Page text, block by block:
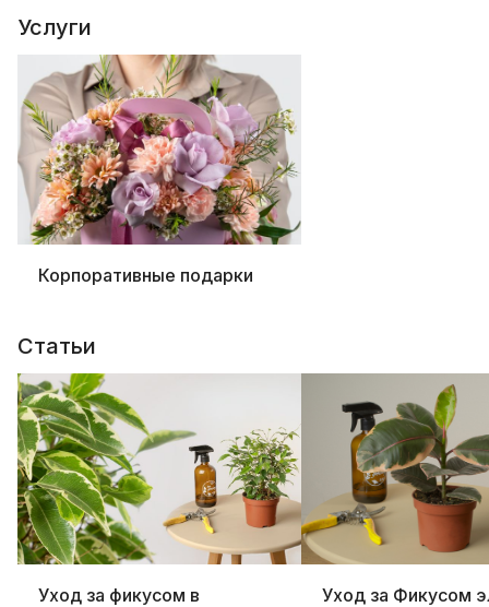
Услуги
Корпоративные подарки
Статьи
Уход за фикусом в
Уход за Фикусом